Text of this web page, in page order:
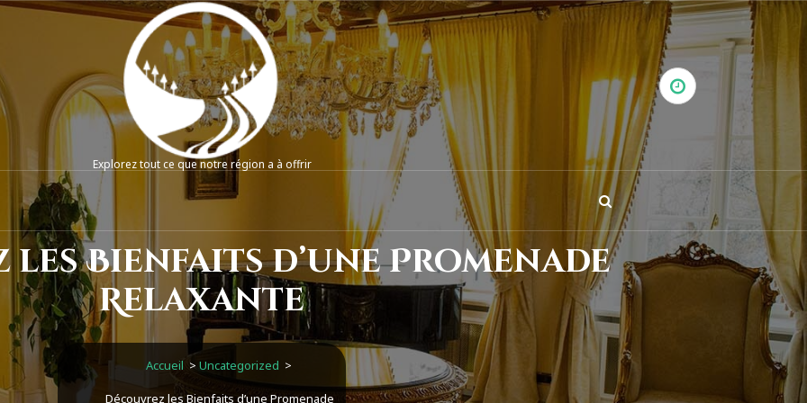
Explorez tout ce que notre région a à offrir
Bienfaits d’une Promenade
Relaxante
Accueil > Uncategorized >
Découvrez les Bienfaits d’une Promenade